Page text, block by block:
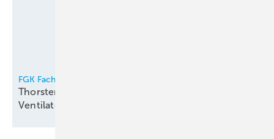
FGK Fachverband Gebäude-Klima e.V.
Thorsten Niklas Vorsitzender der
Ventilatorentausch-Kampagne